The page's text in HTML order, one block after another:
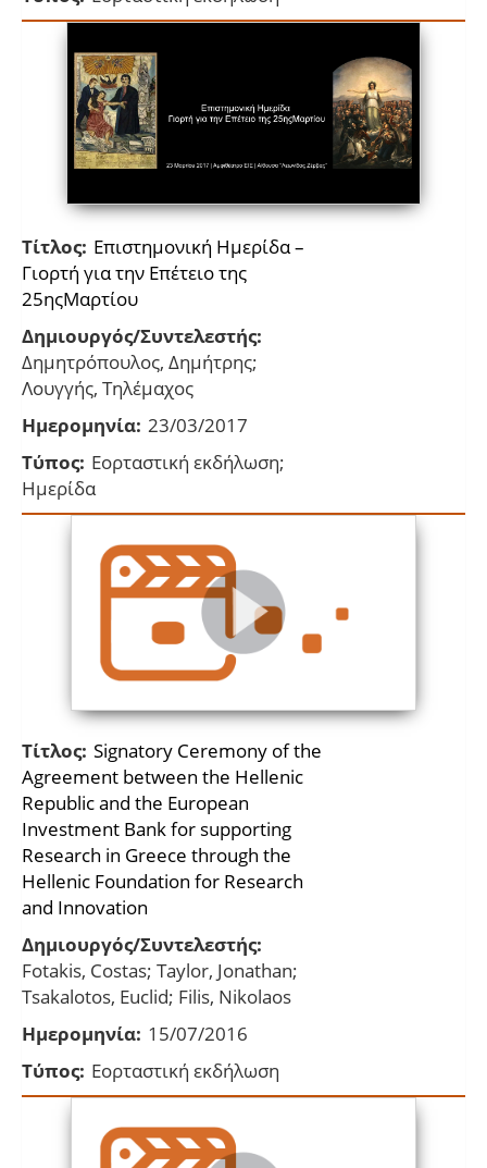
Τίτλος: Eπιστημονική Hμερίδα –
Γιορτή για την Eπέτειο της
25ηςΜαρτίου
Δημιουργός/Συντελεστής:
Δημητρόπουλος, Δημήτρης;
Λουγγής, Τηλέμαχος
Ημερομηνία: 23/03/2017
Τύπος: Εορταστική εκδήλωση;
Ημερίδα
Τίτλος: Signatory Ceremony of the
Agreement between the Hellenic
Republic and the European
Investment Bank for supporting
Research in Greece through the
Hellenic Foundation for Research
and Innovation
Δημιουργός/Συντελεστής:
Fotakis, Costas; Taylor, Jonathan;
Tsakalotos, Euclid; Filis, Nikolaos
Ημερομηνία: 15/07/2016
Τύπος: Εορταστική εκδήλωση